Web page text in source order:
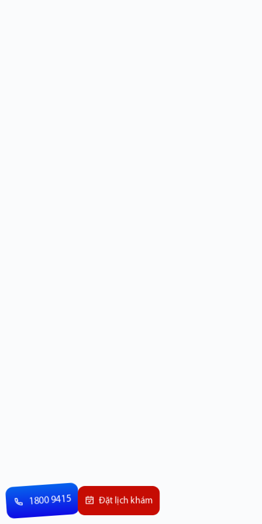
1800 9415 Đặt lịch khám